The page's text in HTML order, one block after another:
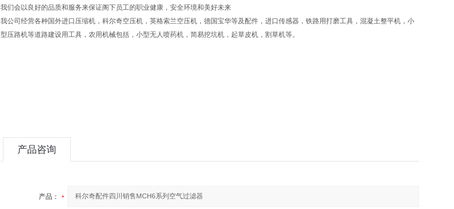
我们会以良好的品质和服务来保证阁下员工的职业健康，安全环境和美好未来
我公司经营各种国外进口压缩机，科尔奇空压机，英格索兰空压机，德国宝华等及配件，进口传感器，铁路用打磨工具，混凝土整平机，小
型压路机等道路建设用工具，农用机械包括，小型无人喷药机，简易挖坑机，起草皮机，割草机等。
产品咨询
产品：